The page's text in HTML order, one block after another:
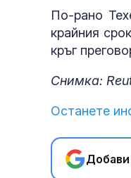
По-рано
крайния
кръг
Снимка:
Останете
Добави